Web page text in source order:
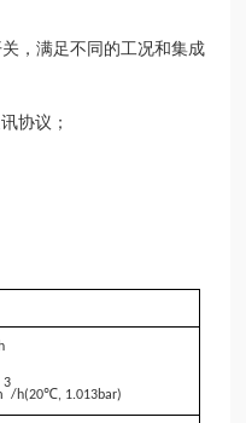
，满足不同的工况和集成
协议；
3
/h(20℃, 1.013bar)